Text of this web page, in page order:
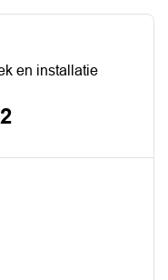
en installatie